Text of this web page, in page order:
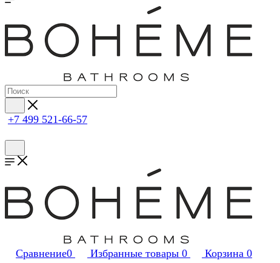
+7 499 521-66-57
Сравнение0 Избранные товары 0 Корзина 0